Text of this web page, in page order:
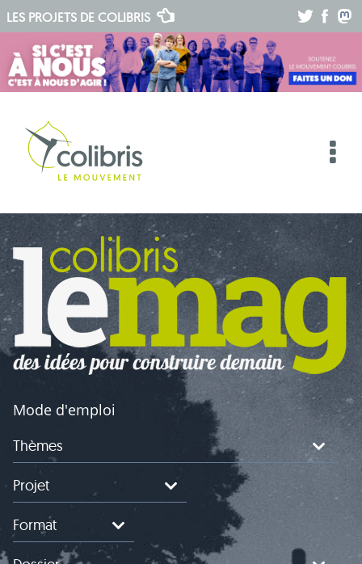
LES PROJETS DE COLIBRIS
Mode d'emploi
Thèmes
Projet
Format